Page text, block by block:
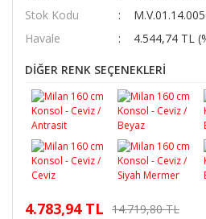
Stok Kodu
Havale
4.544,74 TL
DİĞER RENK SEÇENEKLERİ
4.783,94 TL 14.719,80 TL